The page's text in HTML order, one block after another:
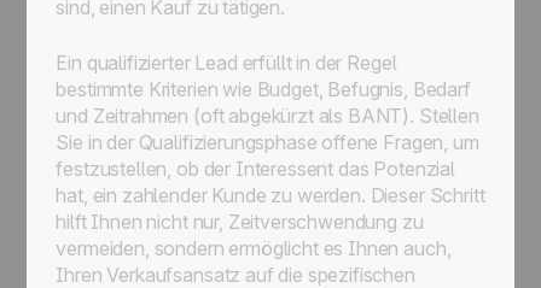
sind, einen Kauf zu tätigen.
Ein qualifizierter Lead erfüllt in der Regel
bestimmte Kriterien wie Budget, Befugnis, Bedarf
und Zeitrahmen (oft abgekürzt als BANT). Stellen
Sie in der Qualifizierungsphase offene Fragen, um
festzustellen, ob der Interessent das Potenzial
hat, ein zahlender Kunde zu werden. Dieser Schritt
hilft Ihnen nicht nur, Zeitverschwendung zu
vermeiden, sondern ermöglicht es Ihnen auch,
Ihren Verkaufsansatz auf die spezifischen